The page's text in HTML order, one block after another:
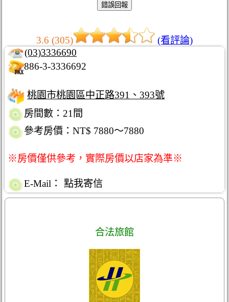
3.6 (305)
(看評論)
(03)3336690
886-3-3336692
桃園市桃園區中正路391、393號
房間數：21間
參考房價：NT$ 7880～7880
※房價僅供參考，實際房價以店家為準※
E-Mail： 點我寄信
合法旅館